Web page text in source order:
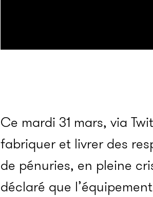
Ce mardi 31 mars, via
fabriquer et livrer des
de pénuries, en pleine
déclaré que